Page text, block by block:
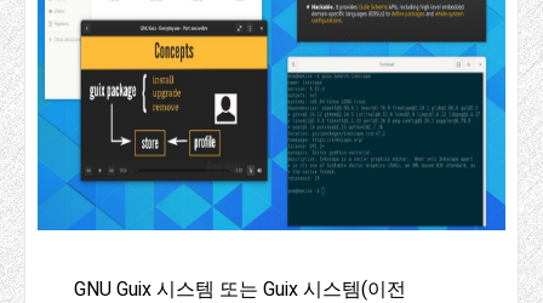
GNU Guix 시스템 또는 Guix 시스템(이전